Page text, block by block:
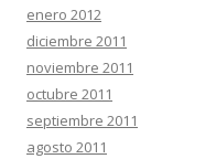
enero 2012
diciembre 2011
noviembre 2011
octubre 2011
septiembre 2011
agosto 2011